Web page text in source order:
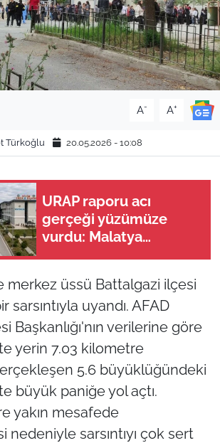
A- A+
Türkoğlu 20.05.2026 - 10:08
URAP raporu acı
gerçeği yüzümüze
vurdu: Malatya
merkez üssü Battalgazi ilçesi
sarsıntıyla uyandı. AFAD
Başkanlığı'nın verilerine göre
yerin 7.03 kilometre
5.6 büyüklüğündeki
büyük paniğe yol açtı.
yakın mesafede
nedeniyle sarsıntıyı çok sert